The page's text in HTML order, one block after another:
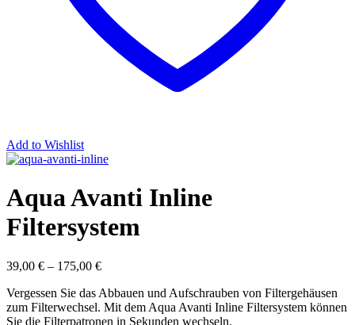
Add to Wishlist
Aqua Avanti Inline
Filtersystem
39,00 € – 175,00 €
Vergessen Sie das Abbauen und Aufschrauben von Filtergehäusen
zum Filterwechsel. Mit dem Aqua Avanti Inline Filtersystem können
Sie die Filterpatronen in Sekunden wechseln.